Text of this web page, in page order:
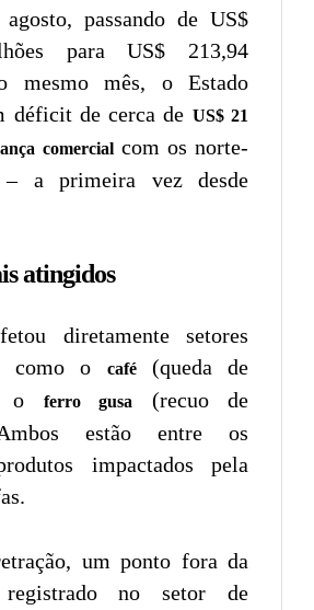
passando de US$
para US$ 213,94
mesmo mês, o Estado
déficit de cerca de US$ 21
comercialcom os norte-
– a primeira vez desde
atingidos
diretamente setores
como o
café(queda de
o
ferro gusa
(recuo de
estão entre os
impactados pela
um ponto fora da
no setor de